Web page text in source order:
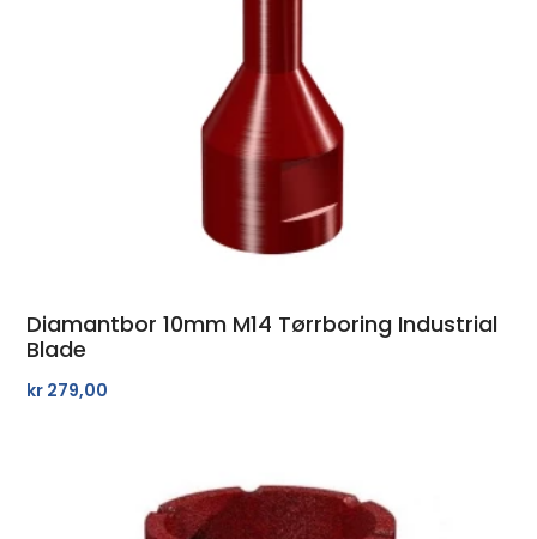
Diamantbor 10mm M14 Tørrboring Industrial
Blade
kr 279,00